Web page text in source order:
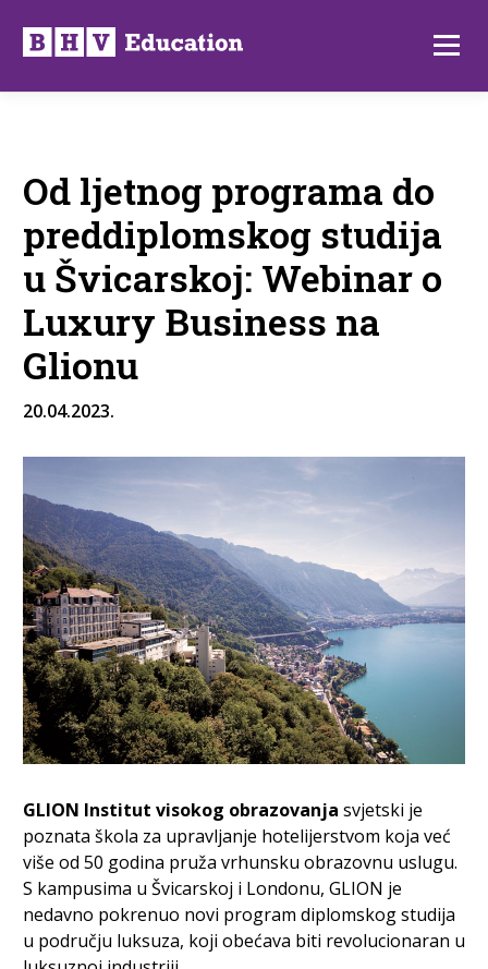
sadržaj
Od ljetnog programa do
preddiplomskog studija
u Švicarskoj: Webinar o
Luxury Business na
Glionu
20.04.2023.
GLION Institut visokog obrazovanja svjetski je
poznata škola za upravljanje hotelijerstvom koja već
više od 50 godina pruža vrhunsku obrazovnu uslugu.
S kampusima u Švicarskoj i Londonu, GLION je
nedavno pokrenuo novi program diplomskog studija
u području luksuza, koji obećava biti revolucionaran u